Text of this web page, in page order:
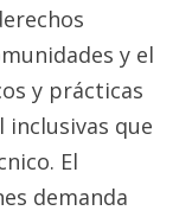
y el
y prácticas
que
El
demanda